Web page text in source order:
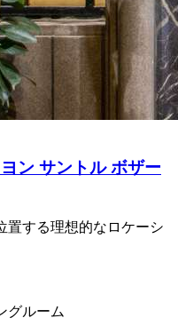
ン サントル ボザー
置する理想的なロケーシ
グルーム